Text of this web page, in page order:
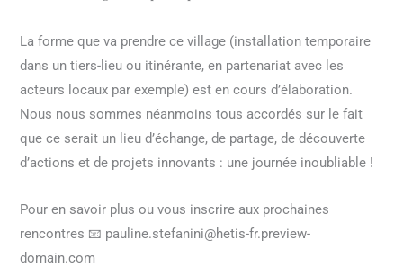
La forme que va prendre ce village (installation temporaire
dans un tiers-lieu ou itinérante, en partenariat avec les
acteurs locaux par exemple) est en cours d’élaboration.
Nous nous sommes néanmoins tous accordés sur le fait
que ce serait un lieu d’échange, de partage, de découverte
d’actions et de projets innovants : une journée inoubliable !
Pour en savoir plus ou vous inscrire aux prochaines
rencontres 📧 pauline.stefanini@hetis-fr.preview-
domain.com